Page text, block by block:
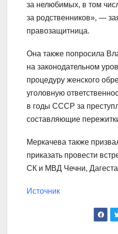
за нелюбимых, в том
за родственников», —
правозащитница.
Она также попросила
на законодательном
процедуру женского
уголовную
в годы СССР за
составляющие
Меркачева также
приказать провести
СК и МВД Чечни,
Источник